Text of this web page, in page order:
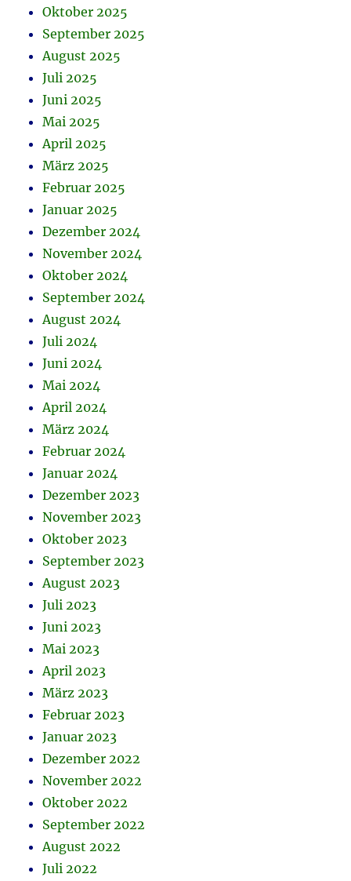
Oktober 2025
September 2025
August 2025
Juli 2025
Juni 2025
Mai 2025
April 2025
März 2025
Februar 2025
Januar 2025
Dezember 2024
November 2024
Oktober 2024
September 2024
August 2024
Juli 2024
Juni 2024
Mai 2024
April 2024
März 2024
Februar 2024
Januar 2024
Dezember 2023
November 2023
Oktober 2023
September 2023
August 2023
Juli 2023
Juni 2023
Mai 2023
April 2023
März 2023
Februar 2023
Januar 2023
Dezember 2022
November 2022
Oktober 2022
September 2022
August 2022
Juli 2022